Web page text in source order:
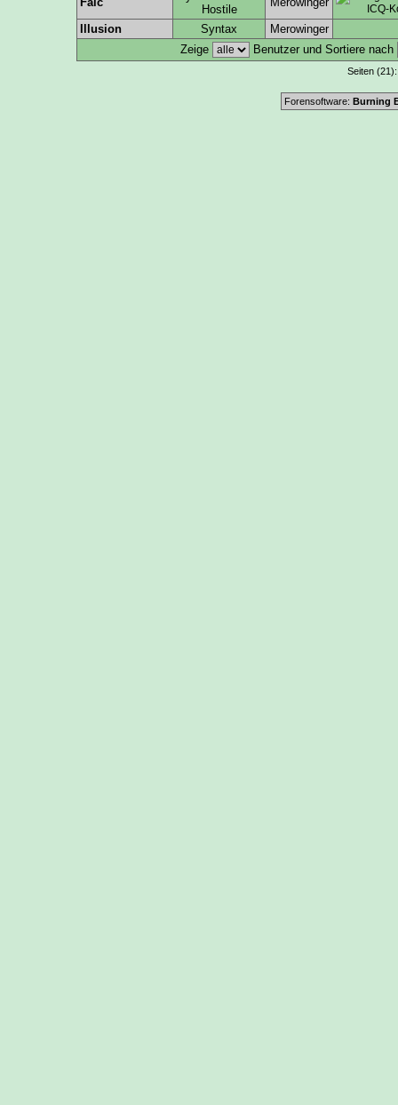
Hostile
Illusion
Syntax
Merowinger
Zeige
Benutzer und Sortiere nach
Seiten
Forensoftware: Burning